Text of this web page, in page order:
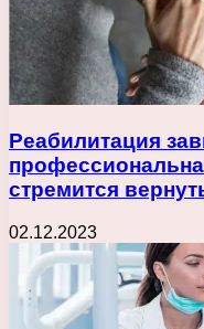
Реабилитация
стремится
02.12.2023